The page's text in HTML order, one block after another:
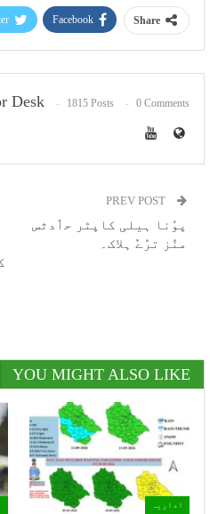
Share
Facebook
Desk 1815 Posts 0 Comments
پوٗنا ہیلی کاپٹر حٲدثس
منٛز ترٛےٚ ہلاک۔
YOU MIGHT ALSO LIKE
اداریہ